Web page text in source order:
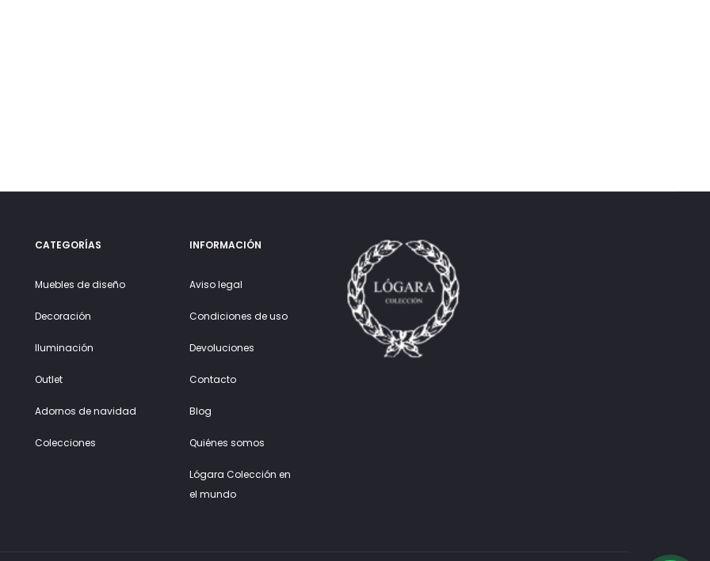
CATEGORÍAS
Muebles de diseño
Decoración
Iluminación
Outlet
Adornos de navidad
Colecciones
INFORMACIÓN
Aviso legal
Condiciones de uso
Devoluciones
Contacto
Blog
Quiénes somos
Lógara Colección en
el mundo